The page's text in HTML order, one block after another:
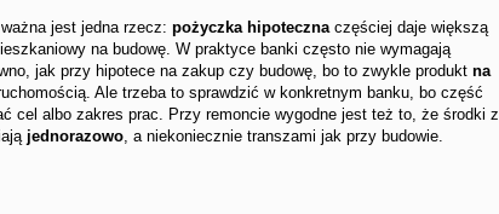
jest jedna rzecz: pożyczka hipotecznaczęściej daje większą
na budowę. W praktyce banki często nie wymagają
jak przy hipotece na zakup czy budowę, bo to zwykle produkt na
Ale trzeba to sprawdzić w konkretnym banku, bo część
cel albo zakres prac. Przy remoncie wygodne jest też to, że środki z
jednorazowo, a niekoniecznie transzami jak przy budowie.